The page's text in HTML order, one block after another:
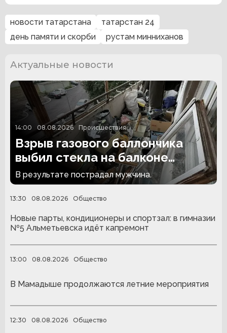
новости татарстана
татарстан 24
день памяти и скорби
рустам минниханов
Актуальные новости
14:00 08.08.2026 Происшествия
Взрыв газового баллончика
выбил стекла на балконе
челнинской многоэтажки
В результате пострадал мужчина.
13:30 08.08.2026 Общество
Новые парты, кондиционеры и спортзал: в гимназии
№5 Альметьевска идёт капремонт
13:00 08.08.2026 Общество
В Мамадыше продолжаются летние мероприятия
12:30 08.08.2026 Общество